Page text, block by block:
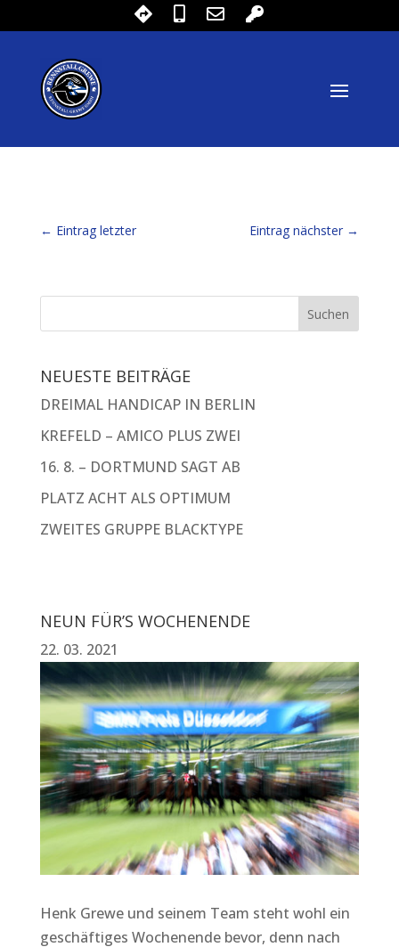
← Eintrag letzter Eintrag nächster →
NEUESTE BEITRÄGE
DREIMAL HANDICAP IN BERLIN
KREFELD – AMICO PLUS ZWEI
16. 8. – DORTMUND SAGT AB
PLATZ ACHT ALS OPTIMUM
ZWEITES GRUPPE BLACKTYPE
NEUN FÜR’S WOCHENENDE
22. 03. 2021
Henk Grewe und seinem Team steht wohl ein
geschäftiges Wochenende bevor, denn nach